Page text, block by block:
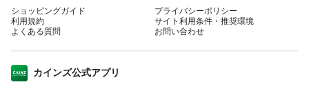
ショッピングガイド
利用規約
よくある質問
プライバシーポリシー
サイト利用条件・推奨環境
お問い合わせ
カインズ公式アプリ